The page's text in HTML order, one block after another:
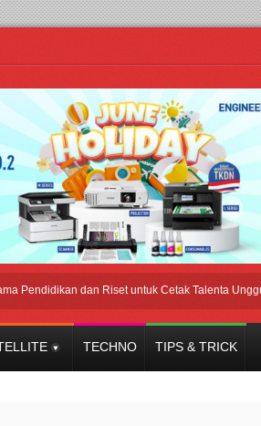
dan Riset untuk Cetak Talenta Unggul
TECHNO TIPS & TRICK